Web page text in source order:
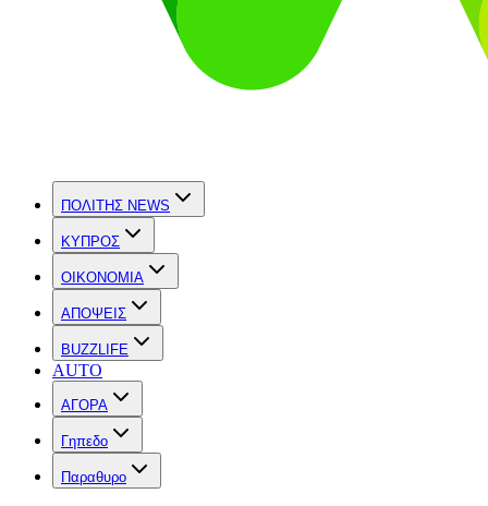
ΠΟΛΙΤΗΣ NEWS
ΚΥΠΡΟΣ
OIKONOMIA
ΑΠΟΨΕΙΣ
BUZZLIFE
AUTO
ΑΓΟΡΑ
Γηπεδο
Παραθυρο